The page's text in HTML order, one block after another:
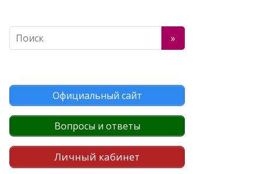
Официальный сайт
Вопросы и ответы
Личный кабинет